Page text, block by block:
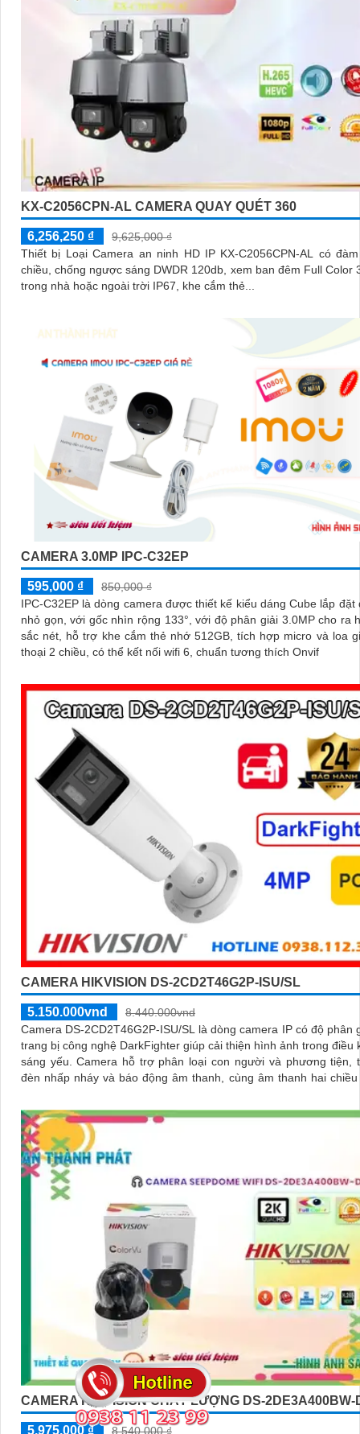
KX-C2056CPN-AL CAMERA QUAY QUÉT 360
6,256,250 ₫
9,625,000 ₫
Thiết bị Loại Camera an ninh HD IP KX-C2056CPN-AL có
chiều, chống ngược sáng DWDR 120db, xem ban đêm Full Color
trong nhà hoặc ngoài trời IP67, khe cắm thẻ...
CAMERA 3.0MP IPC-C32EP
595,000 ₫
850,000 ₫
IPC-C32EP là dòng camera được thiết kế kiểu dáng Cube lắp đặt
nhỏ gọn, với gốc nhìn rộng 133°, với độ phân giải 3.0MP cho ra
sắc nét, hỗ trợ khe cắm thẻ nhớ 512GB, tích hợp micro và loa
thoại 2 chiều, có thể kết nối wifi 6, chuẩn tương thích Onvif
CAMERA HIKVISION DS-2CD2T46G2P-ISU/SL
5.150.000vnd
8.440.000vnd
Camera DS-2CD2T46G2P-ISU/SL là dòng camera IP có độ phân
trang bị công nghệ DarkFighter giúp cải thiện hình ảnh trong điều
sáng yếu. Camera hỗ trợ phân loại con người và phương tiện, tích hợp
đèn nhấp nháy và báo động âm thanh, cùng âm thanh hai
CAMERA HIKVISION CHẤT LƯỢNG DS-2DE3A400BW-
5,975,000 ₫ 8,540,000 ₫